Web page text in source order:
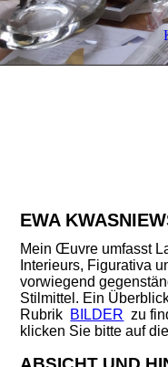
EWA
Mein Œuvre umfasst
Interieurs, Figurativa
vorwiegend
Stilmittel. Ein
Rubrik BILDER zu
klicken Sie bitte auf